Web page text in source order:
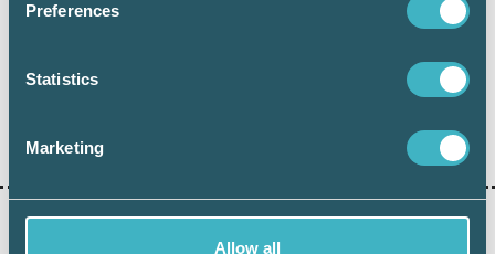
Preferences
Statistics
Marketing
Allow all